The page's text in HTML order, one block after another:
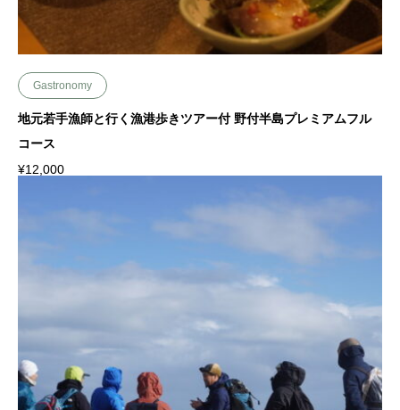
Gastronomy
地元若手漁師と行く漁港歩きツアー付 野付半島プレミアムフル
コース
¥12,000